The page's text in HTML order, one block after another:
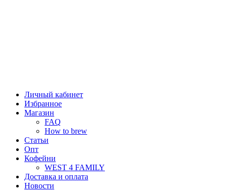
Личный кабинет
Избранное
Магазин
FAQ
How to brew
Статьи
Опт
Кофейни
WEST 4 FAMILY
Доставка и оплата
Новости